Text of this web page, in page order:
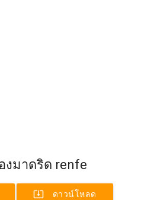
งมาดริด renfe
system_update_alt ดาวน์โหลด